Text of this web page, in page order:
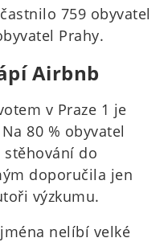
759 obyvatel
Prahy.
Airbnb
v Praze 1 je
80 % obyvatel
stěhování do
doporučila jen
výzkumu.
nelíbí velké